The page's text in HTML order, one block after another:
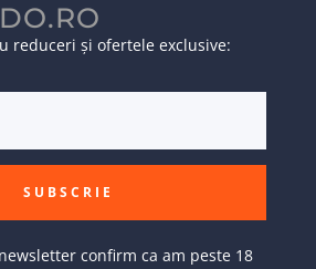
reduceri și ofertele exclusive:
SUBSCRIE
confirm ca am peste 18